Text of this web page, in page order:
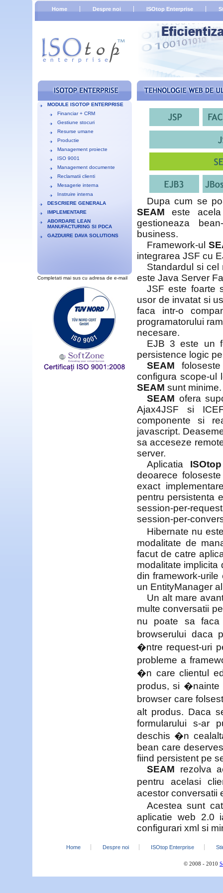
Home Despre noi ISOtop Enterprise
MODULE ISOTOP ENTERPRISE
Financiar + CRM
Gestiune stocuri
Resurse umane
Productie
Management proiecte
ISO 9001
Management documente
Reclamatii clienti
Mesagerie interna
Instruire interna
DESCRIERE GENERALA
IMPLEMENTARE
ABORDARE LEAN
MANUFACTURING SI PDCA
GAZDUIRE DAVA SOLUTIONS
Completati mai sus cu adresa de e-mail
Dupa cum se
SEAM este
gestioneaza
business.
Framework-ul
integrarea JSF cu
Standardul si
este Java Server
JSF este foarte
usor de invatat si
faca intr-o
programatorului
necesare.
EJB 3 este un
persistence logic
SEAM
configura scope-ul
SEAM sunt minime.
SEAM ofera
Ajax4JSF si
componente si
javascript.
sa acceseze
server.
Aplicatia
deoarece
exact
pentru persistenta
session-per-
session-per-
Hibernate nu
modalitate de
facut de catre
modalitate
din framework-
un EntityManager
Un alt mare
multe conversatii
nu poate sa
browserului daca
�ntre request-uri
probleme a
�n care clientul
produs, si �nainte
browser care
alt produs. Daca
formularului s-ar
deschis �n
bean care
fiind persistent pe
SEAM rezolva
pentru acelasi
acestor conversatii
Acestea sunt
aplicatie web 2.0
configurari xml si
Home Despre noi ISOtop Enterprise
© 2008 - 2010